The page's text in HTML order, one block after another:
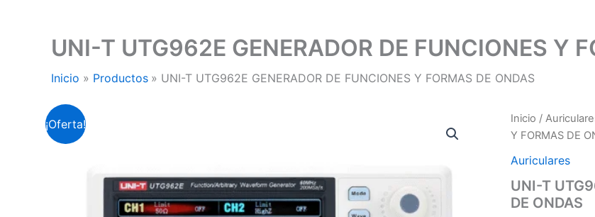
UNI-T UTG962E GENERADOR DE FUNCIONES Y
Inicio Productos UNI-T UTG962E GENERADOR DE FUNCIONES Y FORMAS DE ONDAS
¡Oferta! Inicio /
Y FORMAS DE
Auriculares
UNI-T
DE ONDAS
UNI-
T
GENERADOR
FUNCIONES
Y